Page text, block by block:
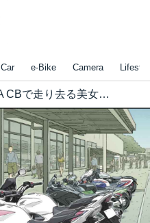
Car e-Bike Camera
HONDA CBで走り去る美女、HONDA CBで追う男 〜RIDE「THE VANITY FAIR」（東本昌平先生）より